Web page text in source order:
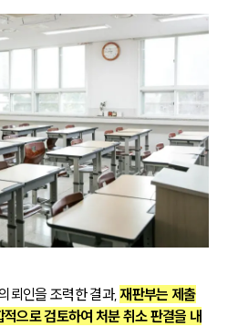
뢰인을 조력한 결과, 재판부는 제출
으로 검토하여 처분 취소 판결을 내